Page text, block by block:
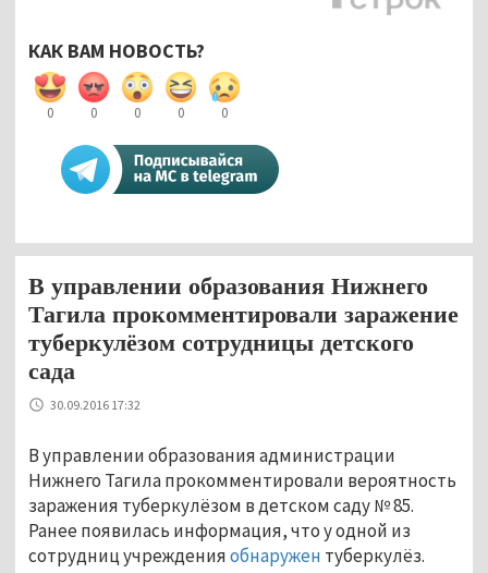
КАК ВАМ НОВОСТЬ?
0 0 0 0 0
В управлении образования Нижнего
Тагила прокомментировали заражение
туберкулёзом сотрудницы детского
сада
30.09.2016 17:32
В управлении образования администрации
Нижнего Тагила прокомментировали вероятность
заражения туберкулёзом в детском саду № 85.
Ранее появилась информация, что у одной из
сотрудниц учрежденияобнаружен туберкулёз.